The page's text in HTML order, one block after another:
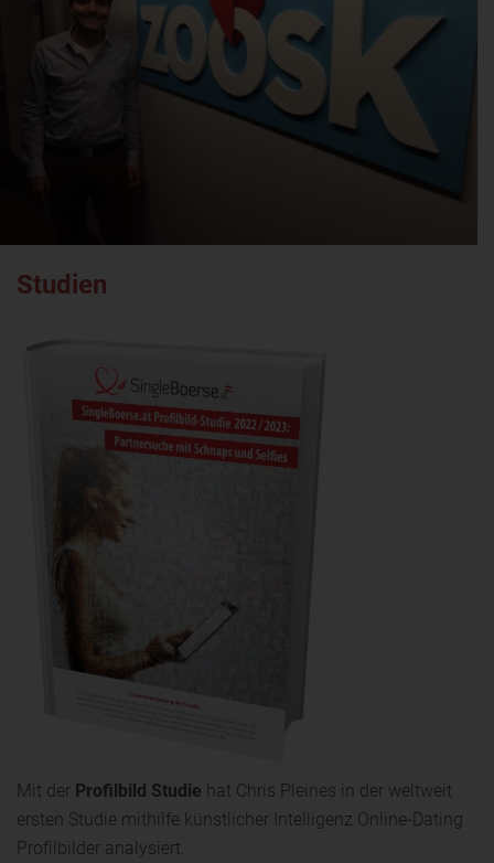
Studien
Mit der Profilbild Studie hat Chris Pleines in der weltweit
ersten Studie mithilfe künstlicher Intelligenz Online-Dating
Profilbilder analysiert.